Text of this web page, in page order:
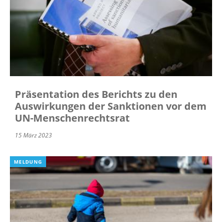
Präsentation des Berichts zu den
Auswirkungen der Sanktionen vor dem
UN-Menschenrechtsrat
15 März 2023
MELDUNG